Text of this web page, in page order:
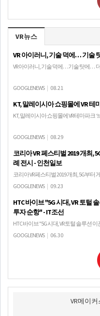
VR뉴스
VR 아이러니, 기술 덕에… 기술
VR 아이러니, 기술 덕에… 기술 탓에…
GOOGLENEWS | 08.21
KT, 말레이시아 쇼핑몰에 VR 테
KT, 말레이시아 쇼핑몰에 VR 테마파크
GOOGLENEWS | 08.29
코리아 VR 페스티벌 2019 개최,
례 전시 - 인천일보
코리아 VR 페스티벌 2019 개최, 5G부
보[인천일보=디지털뉴스팀03] 5G 시
GOOGLENEWS | 09.23
HTC 바이브 "5G 시대, VR 토털
투자 순항" - IT조선
HTC 바이브 "5G 시대, VR 토털 솔루션
4차 산업혁명 시대의 기반이 될 요소들
GOOGLENEWS | 06.30
VR메이